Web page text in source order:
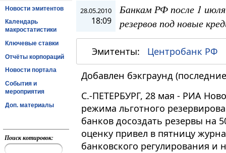
Новости эмитентов
Календарь
макростатистики
Ключевые ставки
Отчёты корпораций
Новости портала
События и
мероприятия
Доп. материалы
Поиск котировок:
28.05.2010
18:09
Банкам РФ после 1
резервов под новые
Эмитенты: Центробанк РФ
Добавлен бэкграунд
С.-ПЕТЕРБУРГ, 28 мая - РИА
режима льготного
банков досоздать резервы на
оценку привел в пятницу
банковского регулирования